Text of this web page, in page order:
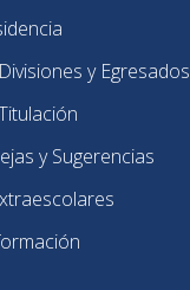
y Egresados
y Sugerencias